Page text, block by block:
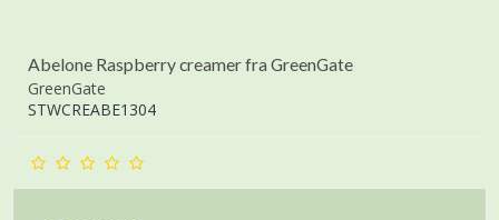
Abelone Raspberry creamer fra GreenGate
GreenGate
STWCREABE1304